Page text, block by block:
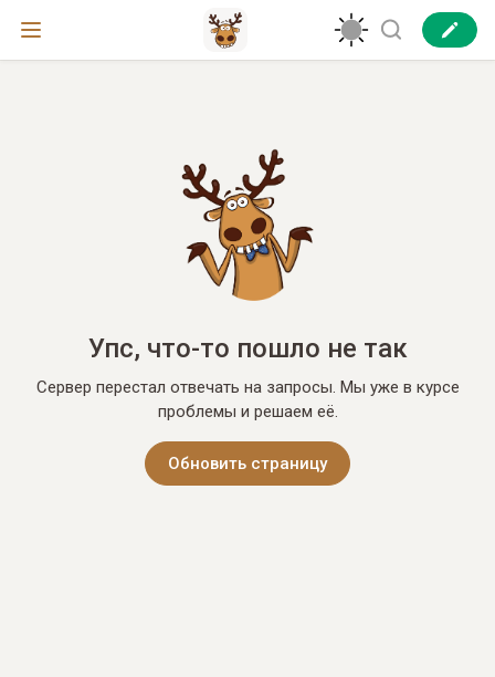
Упс, что-то пошло не так
Сервер перестал отвечать на запросы. Мы уже в курсе
проблемы и решаем её.
Обновить страницу